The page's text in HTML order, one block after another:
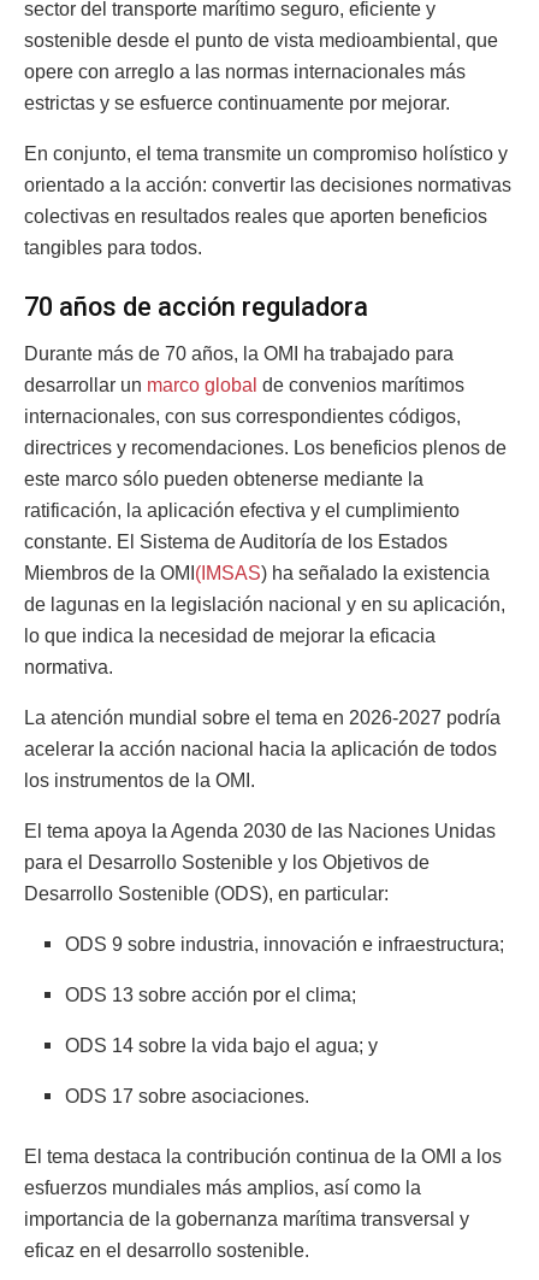
sector del transporte marítimo seguro, eficiente y
sostenible desde el punto de vista medioambiental, que
opere con arreglo a las normas internacionales más
estrictas y se esfuerce continuamente por mejorar.
En conjunto, el tema transmite un compromiso holístico y
orientado a la acción: convertir las decisiones normativas
colectivas en resultados reales que aporten beneficios
tangibles para todos.
70 años de acción reguladora
Durante más de 70 años, la OMI ha trabajado para
desarrollar un marco global de convenios marítimos
internacionales, con sus correspondientes códigos,
directrices y recomendaciones. Los beneficios plenos de
este marco sólo pueden obtenerse mediante la
ratificación, la aplicación efectiva y el cumplimiento
constante. El Sistema de Auditoría de los Estados
Miembros de la OMI (IMSAS) ha señalado la existencia
de lagunas en la legislación nacional y en su aplicación,
lo que indica la necesidad de mejorar la eficacia
normativa.
La atención mundial sobre el tema en 2026-2027 podría
acelerar la acción nacional hacia la aplicación de todos
los instrumentos de la OMI.
El tema apoya la Agenda 2030 de las Naciones Unidas
para el Desarrollo Sostenible y los Objetivos de
Desarrollo Sostenible (ODS), en particular:
ODS 9 sobre industria, innovación e infraestructura;
ODS 13 sobre acción por el clima;
ODS 14 sobre la vida bajo el agua; y
ODS 17 sobre asociaciones.
El tema destaca la contribución continua de la OMI a los
esfuerzos mundiales más amplios, así como la
importancia de la gobernanza marítima transversal y
eficaz en el desarrollo sostenible.